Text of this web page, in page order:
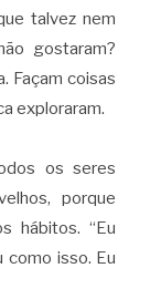
talvez nem
gostaram?
Façam coisas
exploraram.
os seres
porque
hábitos. “Eu
como isso. Eu